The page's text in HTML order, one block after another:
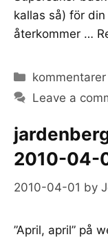
kallas så) för
återkommer …
Categories
kommentarer
Leave a
2010-04-
2010-04-01 by
”April, april” på